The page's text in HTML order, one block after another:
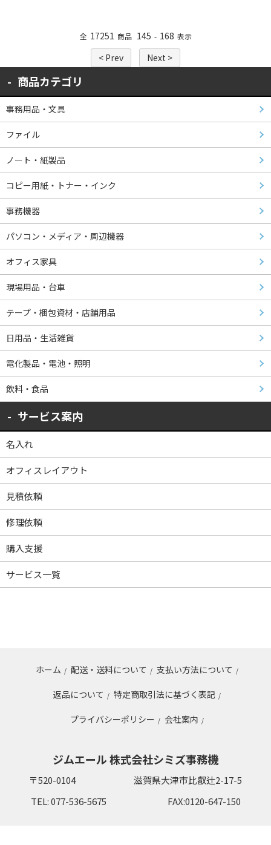
全 17251 商品 145 - 168 表示
< Prev Next >
商品カテゴリ
事務用品・文具
ファイル
ノート・紙製品
コピー用紙・トナー・インク
事務機器
パソコン・メディア・周辺機器
オフィス家具
現場用品・台車
テープ・梱包資材・店舗用品
日用品・生活雑貨
電化製品・電池・照明
飲料・食品
サービス案内
名入れ
オフィスレイアウト
見積依頼
修理依頼
購入支援
サービス一覧
ホーム / 配送・送料について / 支払い方法について /
返品について / 特定商取引法に基づく表記 /
プライバシーポリシー / 会社案内 /
ジムエール 株式会社シミズ事務機
〒520-0104
滋賀県大津市比叡辻2-17-5
TEL: 077-536-5675
FAX:0120-647-150